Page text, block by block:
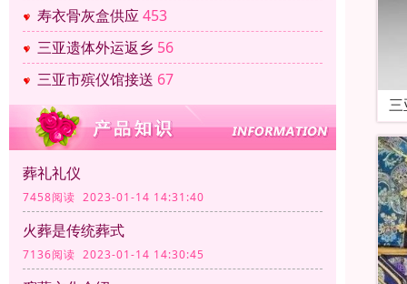
寿衣骨灰盒供应453
三亚遗体外运返乡 56
三亚市殡仪馆接送 67
葬礼礼仪
7458阅读 2023-01-14 14:31:40
火葬是传统葬式
7136阅读 2023-01-14 14:30:45
三